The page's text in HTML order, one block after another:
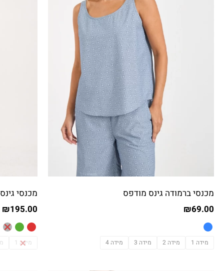
מכנסי ברמודה גינס מודפס
₪69.00
מידה 1 מידה 2 מידה 3 מידה 4
מכנסי
₪195.00
מידה 1